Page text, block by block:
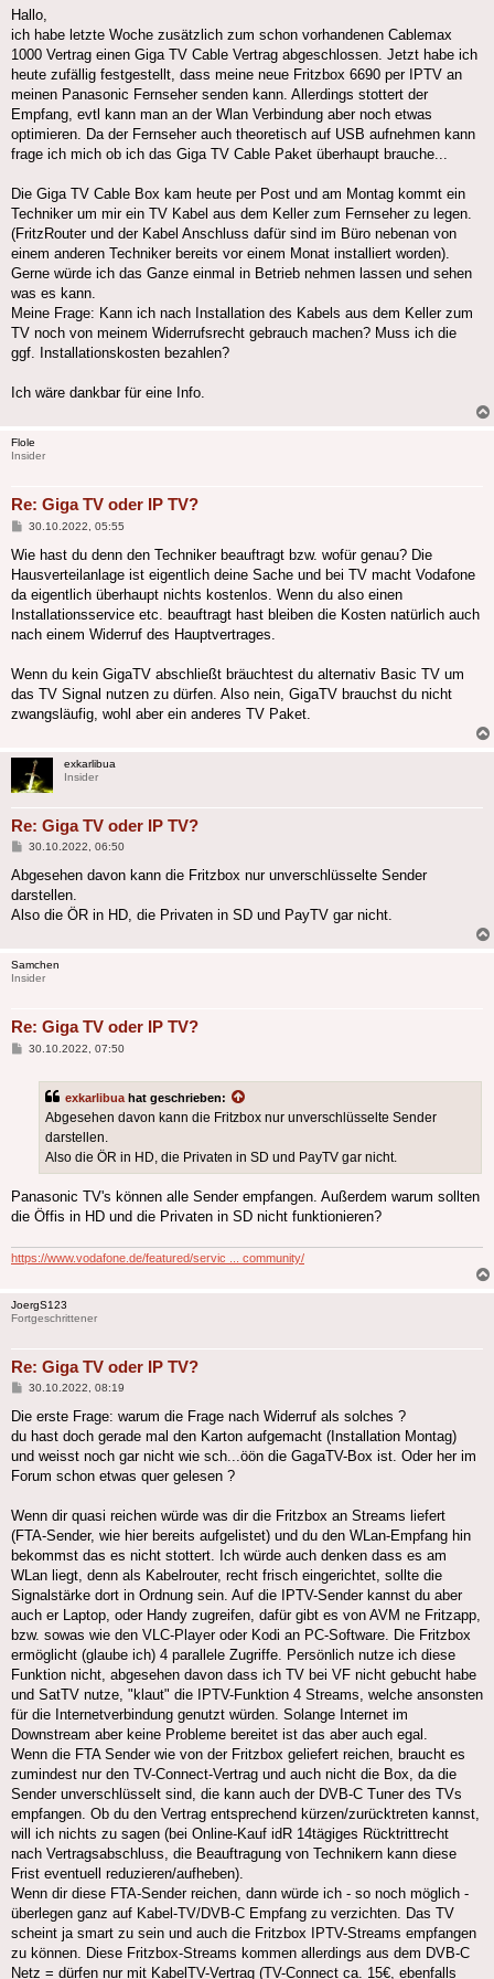
Hallo,
ich habe letzte Woche zusätzlich zum schon vorhandenen Cablemax
1000 Vertrag einen Giga TV Cable Vertrag abgeschlossen. Jetzt habe ich
heute zufällig festgestellt, dass meine neue Fritzbox 6690 per IPTV an
meinen Panasonic Fernseher senden kann. Allerdings stottert der
Empfang, evtl kann man an der Wlan Verbindung aber noch etwas
optimieren. Da der Fernseher auch theoretisch auf USB aufnehmen kann
frage ich mich ob ich das Giga TV Cable Paket überhaupt brauche...
Die Giga TV Cable Box kam heute per Post und am Montag kommt ein
Techniker um mir ein TV Kabel aus dem Keller zum Fernseher zu legen.
(FritzRouter und der Kabel Anschluss dafür sind im Büro nebenan von
einem anderen Techniker bereits vor einem Monat installiert worden).
Gerne würde ich das Ganze einmal in Betrieb nehmen lassen und sehen
was es kann.
Meine Frage: Kann ich nach Installation des Kabels aus dem Keller zum
TV noch von meinem Widerrufsrecht gebrauch machen? Muss ich die
ggf. Installationskosten bezahlen?
Ich wäre dankbar für eine Info.
Flole
Insider
Re: Giga TV oder IP TV?
Beitrag
30.10.2022, 05:55
Wie hast du denn den Techniker beauftragt bzw. wofür genau? Die
Hausverteilanlage ist eigentlich deine Sache und bei TV macht Vodafone
da eigentlich überhaupt nichts kostenlos. Wenn du also einen
Installationsservice etc. beauftragt hast bleiben die Kosten natürlich auch
nach einem Widerruf des Hauptvertrages.
Wenn du kein GigaTV abschließt bräuchtest du alternativ Basic TV um
das TV Signal nutzen zu dürfen. Also nein, GigaTV brauchst du nicht
zwangsläufig, wohl aber ein anderes TV Paket.
exkarlibua
Insider
Re: Giga TV oder IP TV?
Beitrag
30.10.2022, 06:50
Abgesehen davon kann die Fritzbox nur unverschlüsselte Sender
darstellen.
Also die ÖR in HD, die Privaten in SD und PayTV gar nicht.
Samchen
Insider
Re: Giga TV oder IP TV?
Beitrag
30.10.2022, 07:50
exkarlibua hat geschrieben:
Abgesehen davon kann die Fritzbox nur unverschlüsselte Sender
darstellen.
Also die ÖR in HD, die Privaten in SD und PayTV gar nicht.
Panasonic TV's können alle Sender empfangen. Außerdem warum sollten
die Öffis in HD und die Privaten in SD nicht funktionieren?
https://www.vodafone.de/featured/servic ... community/
JoergS123
Fortgeschrittener
Re: Giga TV oder IP TV?
Beitrag
30.10.2022, 08:19
Die erste Frage: warum die Frage nach Widerruf als solches ?
du hast doch gerade mal den Karton aufgemacht (Installation Montag)
und weisst noch gar nicht wie sch...öön die GagaTV-Box ist. Oder her im
Forum schon etwas quer gelesen ?
Wenn dir quasi reichen würde was dir die Fritzbox an Streams liefert
(FTA-Sender, wie hier bereits aufgelistet) und du den WLan-Empfang hin
bekommst das es nicht stottert. Ich würde auch denken dass es am
WLan liegt, denn als Kabelrouter, recht frisch eingerichtet, sollte die
Signalstärke dort in Ordnung sein. Auf die IPTV-Sender kannst du aber
auch er Laptop, oder Handy zugreifen, dafür gibt es von AVM ne Fritzapp,
bzw. sowas wie den VLC-Player oder Kodi an PC-Software. Die Fritzbox
ermöglicht (glaube ich) 4 parallele Zugriffe. Persönlich nutze ich diese
Funktion nicht, abgesehen davon dass ich TV bei VF nicht gebucht habe
und SatTV nutze, "klaut" die IPTV-Funktion 4 Streams, welche ansonsten
für die Internetverbindung genutzt würden. Solange Internet im
Downstream aber keine Probleme bereitet ist das aber auch egal.
Wenn die FTA Sender wie von der Fritzbox geliefert reichen, braucht es
zumindest nur den TV-Connect-Vertrag und auch nicht die Box, da die
Sender unverschlüsselt sind, die kann auch der DVB-C Tuner des TVs
empfangen. Ob du den Vertrag entsprechend kürzen/zurücktreten kannst,
will ich nichts zu sagen (bei Online-Kauf idR 14tägiges Rücktrittrecht
nach Vertragsabschluss, die Beauftragung von Technikern kann diese
Frist eventuell reduzieren/aufheben).
Wenn dir diese FTA-Sender reichen, dann würde ich - so noch möglich -
überlegen ganz auf Kabel-TV/DVB-C Empfang zu verzichten. Das TV
scheint ja smart zu sein und auch die Fritzbox IPTV-Streams empfangen
zu können. Diese Fritzbox-Streams kommen allerdings aus dem DVB-C
Netz = dürfen nur mit KabelTV-Vertrag (TV-Connect ca. 15€, ebenfalls